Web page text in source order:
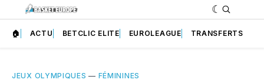
🏠 ACTU BETCLIC ELITE EUROLEAGUE TRANSFERTS
JEUX OLYMPIQUES — FÉMININES